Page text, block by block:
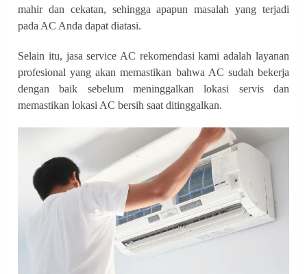
mahir dan cekatan, sehingga apapun masalah yang terjadi
pada AC Anda dapat diatasi.
Selain itu, jasa service AC rekomendasi kami adalah layanan
profesional yang akan memastikan bahwa AC sudah bekerja
dengan baik sebelum meninggalkan lokasi servis dan
memastikan lokasi AC bersih saat ditinggalkan.